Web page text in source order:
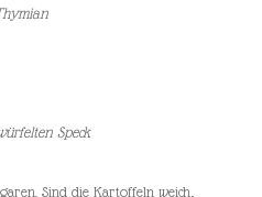
Speck
Sind die Kartoffeln weich,